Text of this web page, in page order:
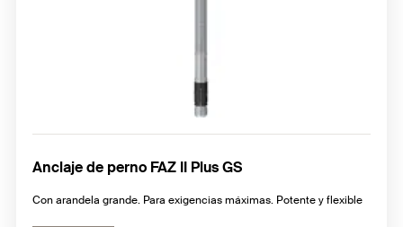
Anclaje de perno FAZ II Plus GS
Con arandela grande. Para exigencias máximas. Potente y flexible